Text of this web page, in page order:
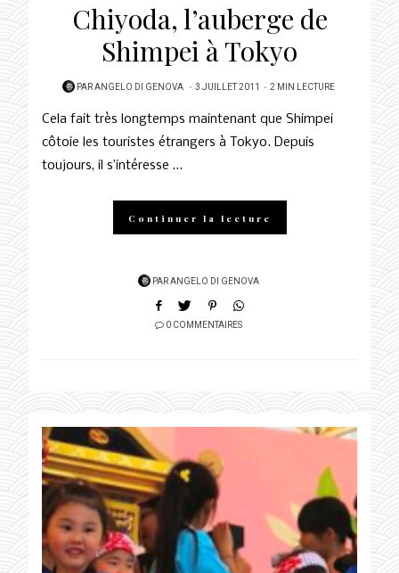
Chiyoda, l’auberge de
Shimpei à Tokyo
PARANGELO DI GENOVA
POSTED
3 JUILLET 2011 2 MIN LECTURE
Cela fait très longtemps maintenant que Shimpei
côtoie les touristes étrangers à Tokyo. Depuis
toujours, il s’intéresse …
Continuer la lecture
PARANGELO DI GENOVA
0 COMMENTAIRES